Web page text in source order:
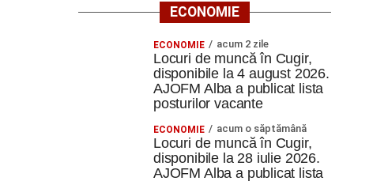
ECONOMIE
ECONOMIE acum 2 zile
Locuri de muncă în Cugir,
disponibile la 4 august 2026.
AJOFM Alba a publicat lista
posturilor vacante
ECONOMIE acum o săptămână
Locuri de muncă în Cugir,
disponibile la 28 iulie 2026.
AJOFM Alba a publicat lista